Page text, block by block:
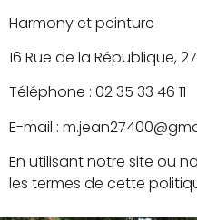
Harmony et peinture
16 Rue de la République,
Téléphone : 02 35 33 46 11
E-mail :
En utilisant notre site ou
les termes de cette